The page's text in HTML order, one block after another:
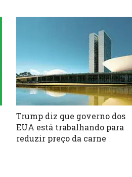
Trump diz que governo dos
EUA está trabalhando para
reduzir preço da carne